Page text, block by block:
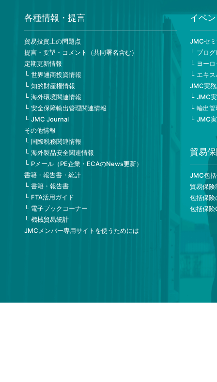
各種情報・提言
貿易投資上の問題点
提言・要望・コメント（共同署名含む）
定期更新情報
世界通商投資情報
知的財産権情報
海外環境関連情報
安全保障輸出管理関連情報
JMC Journal
その他情報
国際税務関連情報
海外製品安全関連情報
Pメール（PE企業・ECAのNews更新）
書籍・報告書・統計
書籍・報告書
FTA活用ガイド
電子ブックコーナー
機械貿易統計
JMCメンバー専用サイトを使うためには
イベ
JMCセ
プロ
ヨー
エキ
JMC実
JMC
輸出
JMC
貿易
JMC包
貿易保険
包括保険
包括保険